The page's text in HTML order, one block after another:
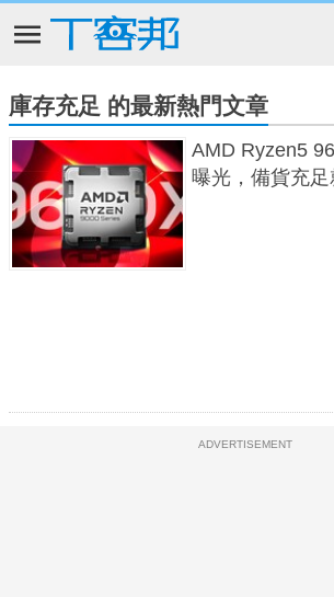
庫存充足 的最新熱門文章
AMD Ryzen5
曝光，備貨充
ADVERTISEMENT